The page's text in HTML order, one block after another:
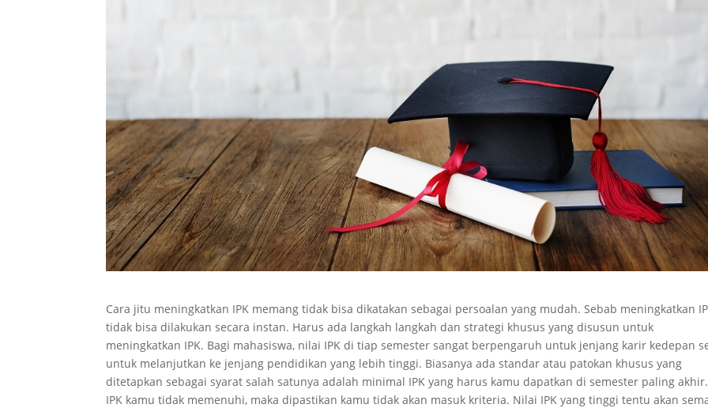
Cara jitu meningkatkan IPK memang tidak bisa dikatakan sebagai persoalan yang mudah. Sebab meningkatkan
tidak bisa dilakukan secara instan. Harus ada langkah langkah dan strategi khusus yang disusun untuk
meningkatkan IPK. Bagi mahasiswa, nilai IPK di tiap semester sangat berpengaruh untuk jenjang karir kedepan
untuk melanjutkan ke jenjang pendidikan yang lebih tinggi. Biasanya ada standar atau patokan khusus yang
ditetapkan sebagai syarat salah satunya adalah minimal IPK yang harus kamu dapatkan di semester paling akhir.
IPK kamu tidak memenuhi, maka dipastikan kamu tidak akan masuk kriteria. Nilai IPK yang tinggi tentu akan